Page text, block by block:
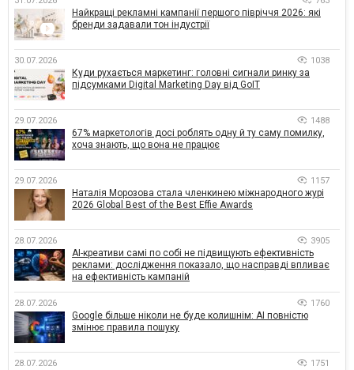
Найкращі рекламні кампанії першого півріччя 2026: які
бренди задавали тон індустрії
30.07.2026 1038
Куди рухається маркетинг: головні сигнали ринку за
підсумками Digital Marketing Day від GoIT
29.07.2026 1488
67% маркетологів досі роблять одну й ту саму помилку,
хоча знають, що вона не працює
29.07.2026 1157
Наталія Морозова стала членкинею міжнародного журі
2026 Global Best of the Best Effie Awards
28.07.2026 3905
AI-креативи самі по собі не підвищують ефективність
реклами: дослідження показало, що насправді впливає
на ефективність кампаній
28.07.2026 1760
Google більше ніколи не буде колишнім: AI повністю
змінює правила пошуку
28.07.2026 1751